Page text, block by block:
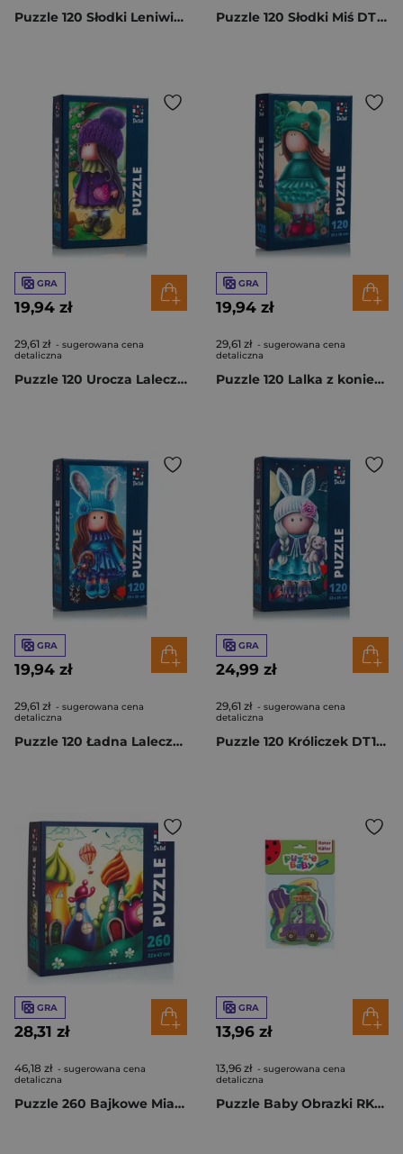
Puzzle 120 Słodki Leniwiec DT100-06 Puzzle 120 Słodki Miś DT100-05
GRA
19,94 zł
29,61 zł - sugerowana cena
detaliczna
Puzzle 120 Urocza Laleczka ze słonikiem DT100-04
GRA
19,94 zł
29,61 zł - sugerowana cena
detaliczna
Puzzle 120 Lalka z koniem DT100-03
GRA
19,94 zł
29,61 zł - sugerowana cena
detaliczna
Puzzle 120 Ładna Laleczka w świetle księżyca DT100-02
GRA
24,99 zł
29,61 zł - sugerowana cena
detaliczna
Puzzle 120 Króliczek DT100-01
GRA
28,31 zł
46,18 zł - sugerowana cena
detaliczna
Puzzle 260 Bajkowe Miasto DT200-03
GRA
13,96 zł
13,96 zł - sugerowana cena
detaliczna
Puzzle Baby Obrazki RK6010-02